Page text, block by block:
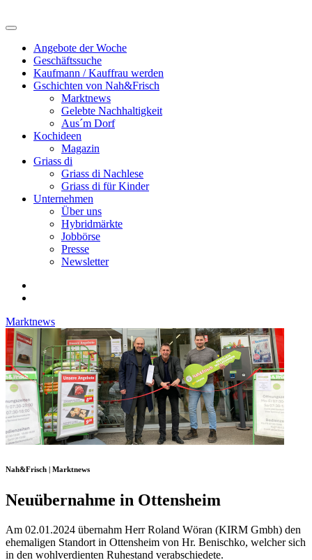
Angebote der Woche
Geschäftssuche
Kaufmann / Kauffrau werden
Gschichten von Nah&Frisch
Marktnews
Gelebte Nachhaltigkeit
Aus´m Dorf
Kochideen
Magazin
Griass di
Griass di Nachlese
Griass di für Kinder
Unternehmen
Über uns
Hybridmärkte
Jobbörse
Presse
Newsletter
Marktnews
Nah&Frisch | Marktnews
Neuübernahme in Ottensheim
Am 02.01.2024 übernahm Herr Roland Wöran (KIRM Gmbh) den
ehemaligen Standort in Ottensheim von Hr. Benischko, welcher sich
in den wohlverdienten Ruhestand verabschiedete.